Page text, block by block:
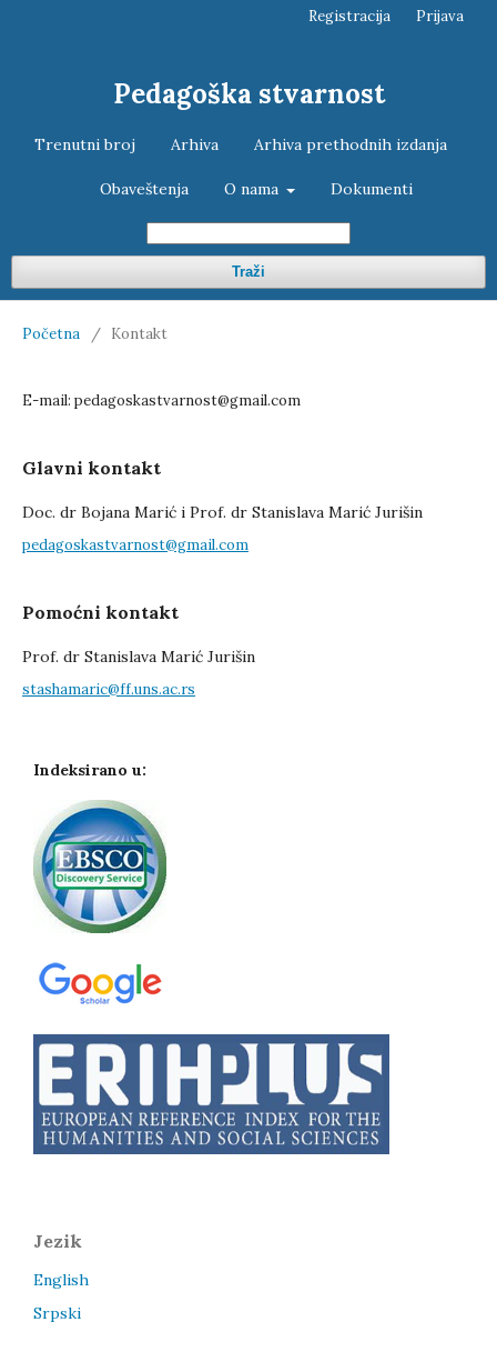
Pedagoška stvarnost
Trenutni broj Arhiva Arhiva prethodnih izdanja
Obaveštenja O nama Dokumenti
Traži
Registracija Prijava
Početna / Kontakt
E-mail: pedagoskastvarnost@gmail.com
Glavni kontakt
Doc. dr Bojana Marić i Prof. dr Stanislava Marić Jurišin
pedagoskastvarnost@gmail.com
Pomoćni kontakt
Prof. dr Stanislava Marić Jurišin
stashamaric@ff.uns.ac.rs
Indeksirano u:
Jezik
English
Srpski